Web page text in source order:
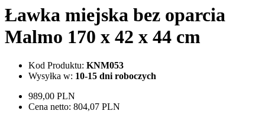
Ławka miejska bez oparcia
Malmo 170 x 42 x 44 cm
Kod Produktu: KNM053
Wysyłka w: 10-15 dni roboczych
989,00 PLN
Cena netto: 804,07 PLN